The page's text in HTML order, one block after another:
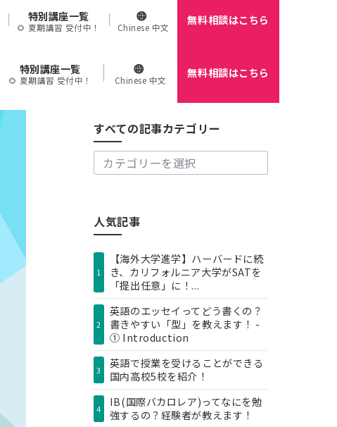
特別講座一覧
🌻 夏期講習 受付中！ Chinese 中文
無料相談はこちら
特別講座一覧
🌻 夏期講習 受付中！ Chinese 中文
無料相談はこちら
すべての記事カテゴリー
記
事
ー
人気記事
1
【海外大学進学】ハーバードに続
き、カリフォルニア大学がSATを
「提出任意」に！...
2
英語のエッセイってどう書くの？
書きやすい「型」を教えます！ -
① Introduction
3
英語で授業を受けることができる
国内高校5校を紹介！
4
IB(国際バカロレア)ってなにを勉
強するの？経験者が教えます！